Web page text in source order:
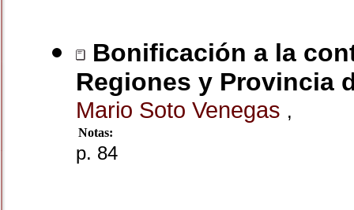
Bonificación a la
Regiones y Provincia
Mario Soto Venegas ,
Notas:
p. 84